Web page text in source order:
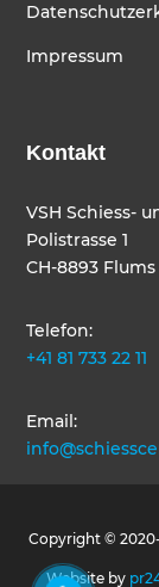
Impressum
Kontakt
VSH Schiess-
Polistrasse 1
CH-8893
Telefon:
+41 81 733 22 11
Email:
Copyright ©
Website by